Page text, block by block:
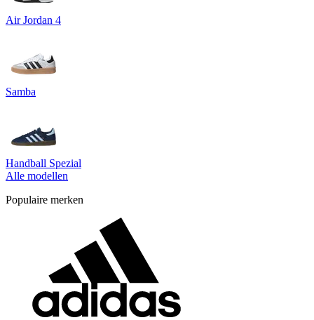
Air Jordan 4
Samba
Handball Spezial
Alle modellen
Populaire merken